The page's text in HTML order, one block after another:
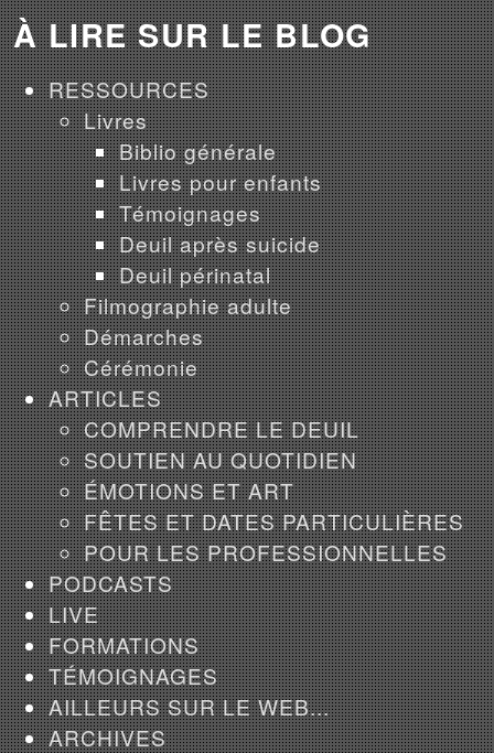
À LIRE SUR LE BLOG
RESSOURCES
Livres
Biblio générale
Livres pour enfants
Témoignages
Deuil après suicide
Deuil périnatal
Filmographie adulte
Démarches
Cérémonie
ARTICLES
COMPRENDRE LE DEUIL
SOUTIEN AU QUOTIDIEN
ÉMOTIONS ET ART
FÊTES ET DATES PARTICULIÈRES
POUR LES PROFESSIONNELLES
PODCASTS
LIVE
FORMATIONS
TÉMOIGNAGES
AILLEURS SUR LE WEB...
ARCHIVES